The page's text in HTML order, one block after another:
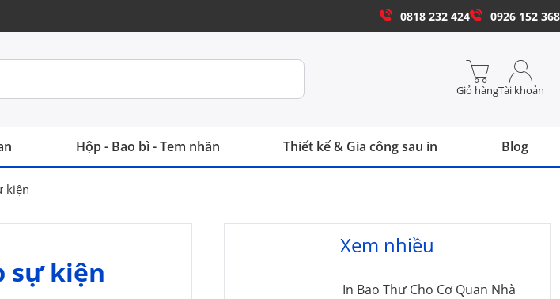
0818 232 424 0926 152 368
Giỏ hàngTài khoản
Hộp - Bao bì - Tem nhãn Thiết kế & Gia công sau in Blog
kiện
sự kiện
Xem nhiều
In Bao Thư Cho Cơ Quan Nhà